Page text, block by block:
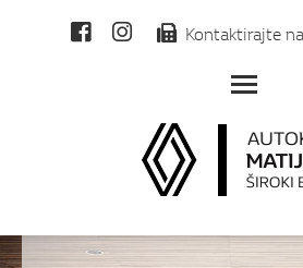
Kontaktirajte